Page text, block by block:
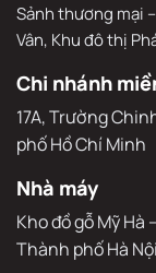
Sảnh thương mại
Vân, Khu đô thị
Chi nhánh
17A, Trường
phố Hồ Chí Minh
Nhà máy
Kho đồ gỗ Mỹ Hà
Thành phố Hà Nội